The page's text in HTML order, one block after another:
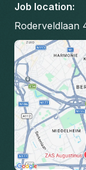
Job location:
Roderveldlaan